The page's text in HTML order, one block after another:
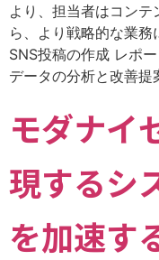
より、担当者はコン
ら、より戦略的な業
SNS投稿の作成 レポ
データの分析と改善
モダナイ
現するシ
を加速す